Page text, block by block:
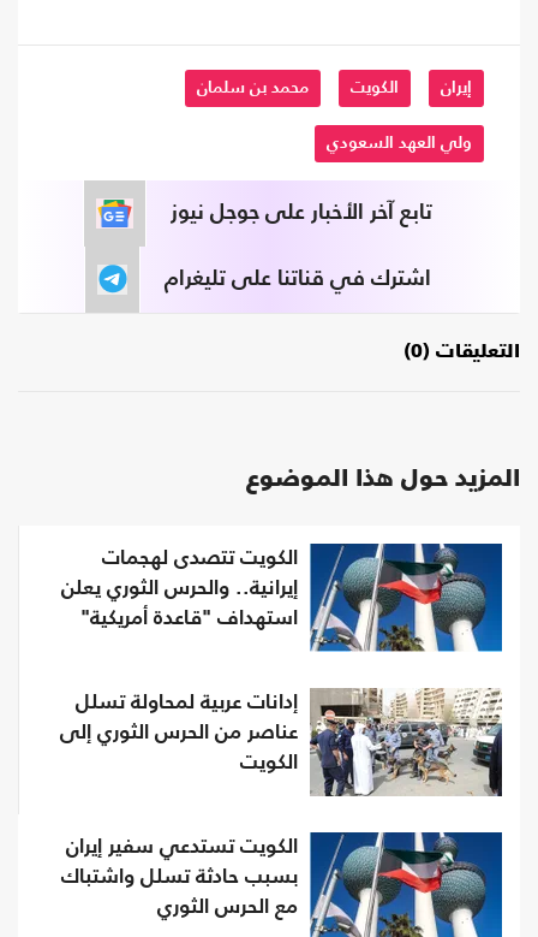
إيران الكويت محمد بن سلمان
ولي العهد السعودي
تابع آخر الأخبار على جوجل نيوز
اشترك في قناتنا على تليغرام
التعليقات (0)
المزيد حول هذا الموضوع
الكويت تتصدى لهجمات
إيرانية.. والحرس الثوري يعلن
استهداف "قاعدة أمريكية"
إدانات عربية لمحاولة تسلل
عناصر من الحرس الثوري إلى
الكويت
الكويت تستدعي سفير إيران
بسبب حادثة تسلل واشتباك
مع الحرس الثوري